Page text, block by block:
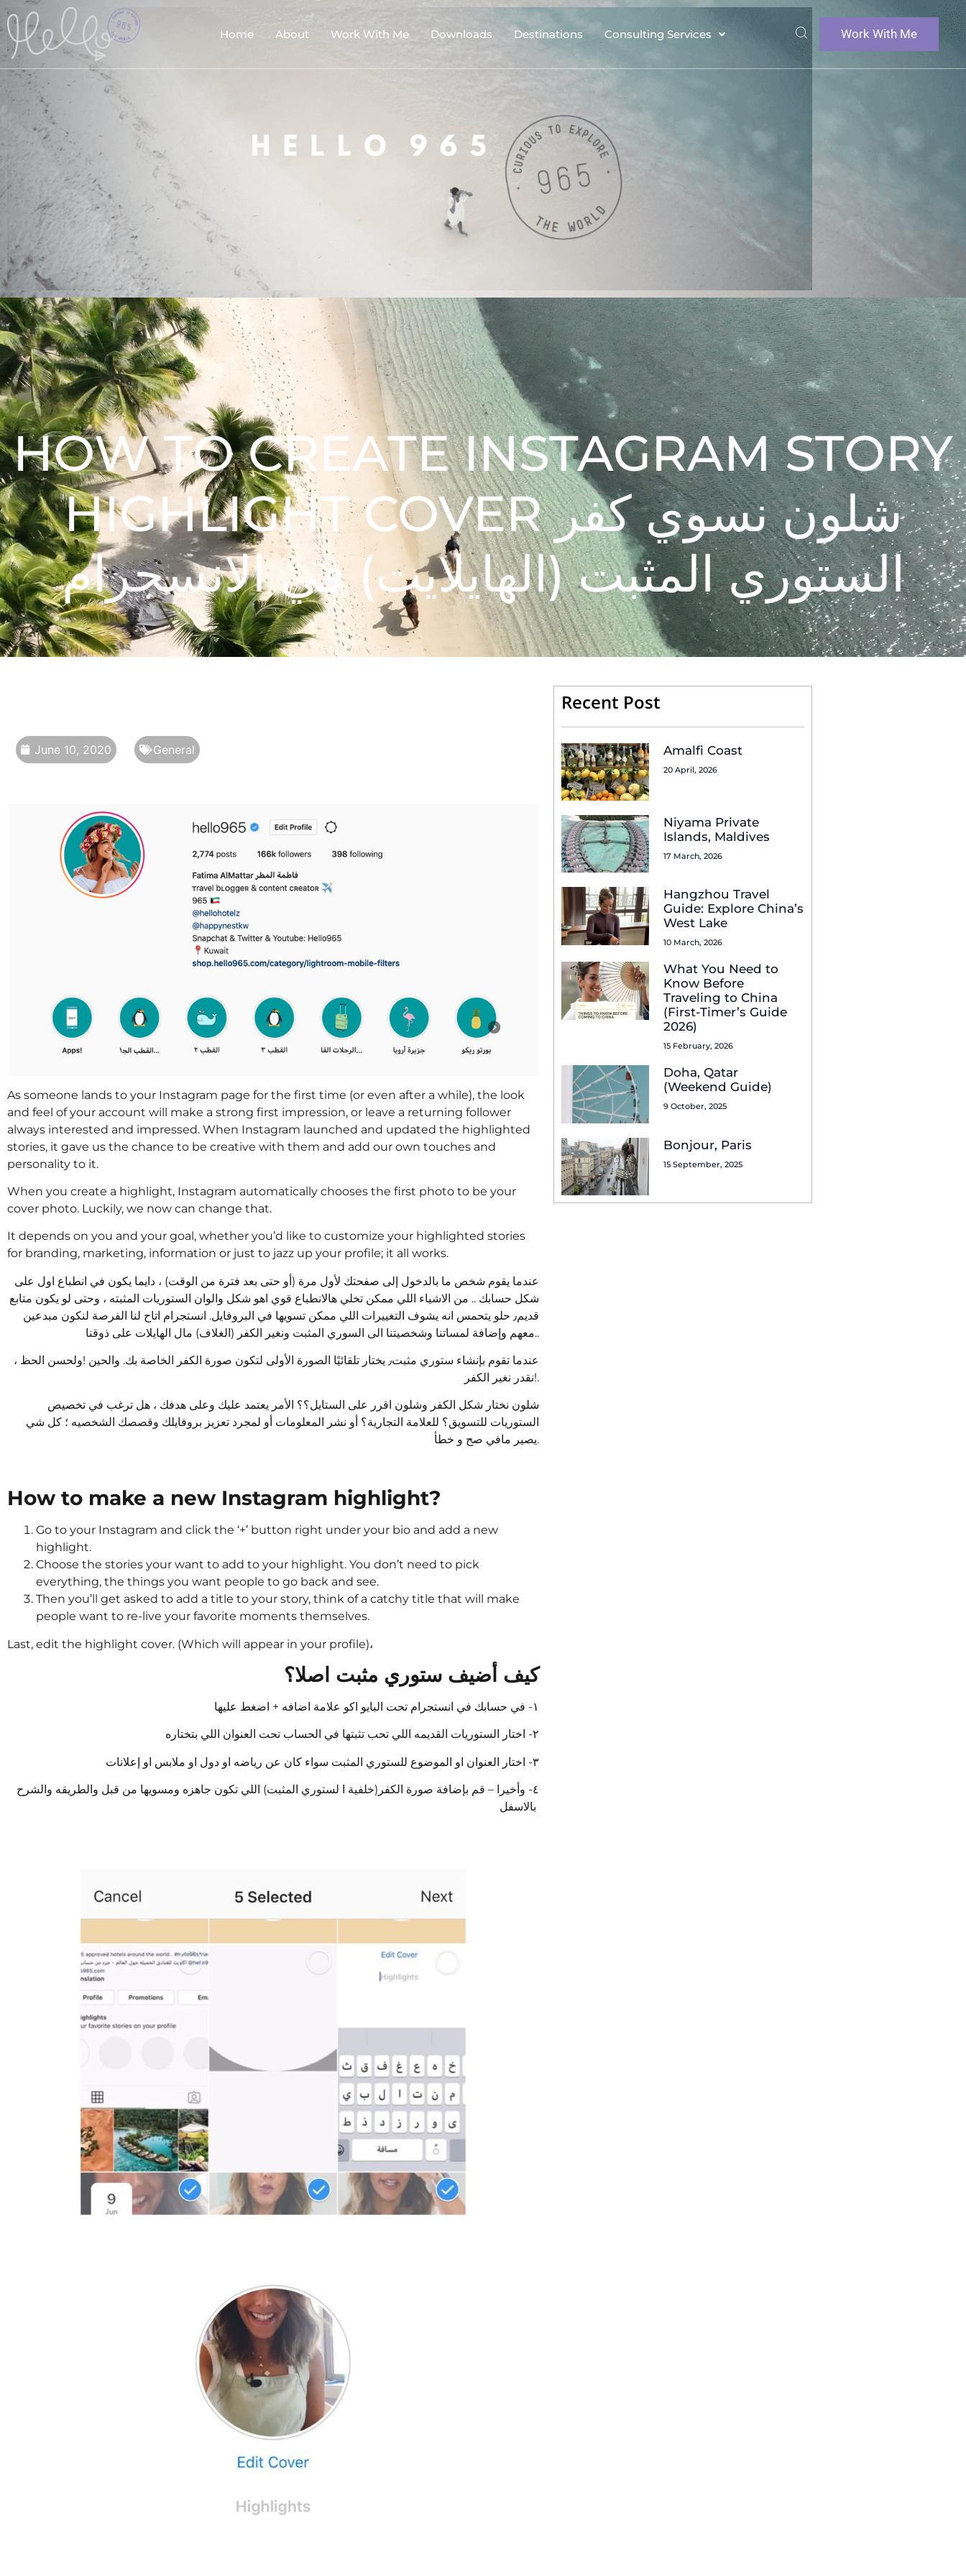
Home About Work With Me Downloads Destinations Consulting Services Work With Me
HOW TO CREATE INSTAGRAM STORY
HIGHLIGHT COVER شلون نسوي كفر
الستوري المثبت (الهايلايت) في الانسجرام
June 10, 2020 General
As someone lands to your Instagram page for the first time (or even after a while), the look
and feel of your account will make a strong first impression, or leave a returning follower
always interested and impressed. When Instagram launched and updated the highlighted
stories, it gave us the chance to be creative with them and add our own touches and
personality to it.
When you create a highlight, Instagram automatically chooses the first photo to be your
cover photo. Luckily, we now can change that.
It depends on you and your goal, whether you’d like to customize your highlighted stories
for branding, marketing, information or just to jazz up your profile; it all works.
عندما يقوم شخص ما بالدخول إلى صفحتك لأول مرة (أو حتى بعد فترة من الوقت) ، دايما يكون في انطباع اول على
شكل حسابك .. من الاشياء اللي ممكن تخلي هالانطباع قوي اهو شكل والوان الستوريات المثبته ، وحتى لو يكون متابع
قديم٫ حلو يتحمس انه يشوف التغييرات اللي ممكن تسويها في البروفايل. انستجرام اتاح لنا الفرصة لنكون مبدعين
معهم وإضافة لمساتنا وشخصيتنا الى السوري المثبت ونغير الكفر (الغلاف) مال الهايلات على ذوقنا..
عندما تقوم بإنشاء ستوري مثبت٫ يختار تلقائيًا الصورة الأولى لتكون صورة الكفر الخاصة بك. والحين !ولحسن الحظ ،
نقدر نغير الكفر!.
شلون نختار شكل الكفر وشلون اقرر على الستايل؟؟ الأمر يعتمد عليك وعلى هدفك ، هل ترغب في تخصيص
الستوريات للتسويق؟ للعلامة التجارية؟ أو نشر المعلومات أو لمجرد تعزيز بروفايلك وقصصك الشخصيه ؛ كل شي
يصير مافي صح و خطأ.
How to make a new Instagram highlight?
Go to your Instagram and click the ‘+’ button right under your bio and add a new
highlight.
Choose the stories your want to add to your highlight. You don’t need to pick
everything, the things you want people to go back and see.
Then you’ll get asked to add a title to your story, think of a catchy title that will make
people want to re-live your favorite moments themselves.
Last, edit the highlight cover. (Which will appear in your profile)،
كيف أضيف ستوري مثبت اصلا؟
١- في حسابك في انستجرام تحت البايو اكو علامة اضافه + اضغط عليها
٢- اختار الستوريات القديمه اللي تحب تثبتها في الحساب تحت العنوان اللي بتختاره
٣- اختار العنوان او الموضوع للستوري المثبت سواء كان عن رياضه او دول او ملابس او إعلانات
٤- وأخيرا – قم بإضافة صورة الكفر(خلفية ا لستوري المثبت) اللي تكون جاهزه ومسويها من قبل والطريقه والشرح
Recent Post
Amalfi Coast
20 April, 2026
Niyama Private
Islands, Maldives
17 March, 2026
Hangzhou Travel
Guide: Explore China’s
West Lake
10 March, 2026
What You Need to
Know Before
Traveling to China
(First-Timer’s Guide
2026)
15 February, 2026
Doha, Qatar
(Weekend Guide)
9 October, 2025
Bonjour, Paris
15 September, 2025